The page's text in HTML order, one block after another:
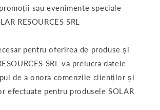
sau evenimente speciale
RESOURCES SRL
pentru oferirea de produse și
SRL va prelucra datele
de a onora comenzile clienților și
efectuate pentru produsele SOLAR